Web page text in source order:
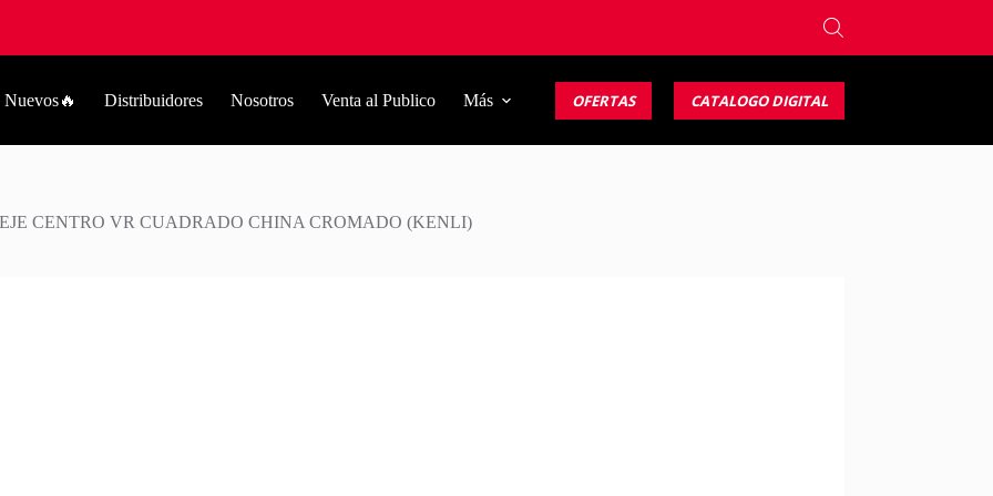
Nuevos🔥 Distribuidores Nosotros Venta al Publico Más OFERTAS CATALOGO DIGITAL
EJE CENTRO VR CUADRADO CHINA CROMADO (KENLI)